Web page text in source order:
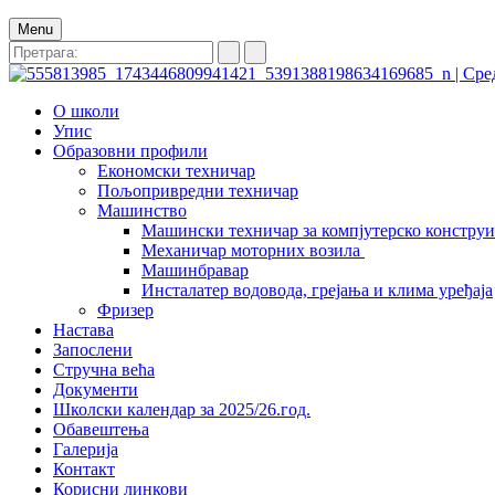
Menu
О школи
Упис
Образовни профили
Економски техничар
Пољопривредни техничар
Машинство
Машински техничар за компјутерско
Механичар моторних возила
Машинбравар
Инсталатер водовода, грејања и клима уређаја
Фризер
Настава
Запослени
Стручна већа
Документи
Школски календар за 2025/26.год.
Обавештења
Галерија
Контакт
Корисни линкови